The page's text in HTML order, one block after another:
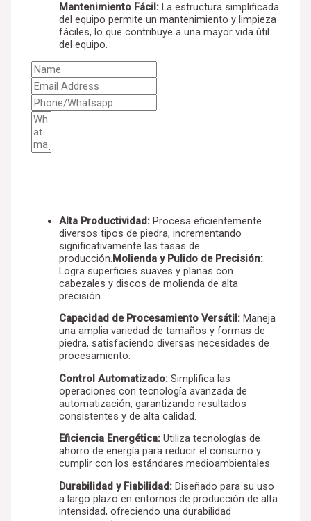
Mantenimiento Fácil: La estructura simplificada
del equipo permite un mantenimiento y limpieza
fáciles, lo que contribuye a una mayor vida útil
del equipo.
Alta Productividad: Procesa eficientemente
diversos tipos de piedra, incrementando
significativamente las tasas de
producción.Molienda y Pulido de Precisión:
Logra superficies suaves y planas con
cabezales y discos de molienda de alta
precisión.
Capacidad de Procesamiento Versátil: Maneja
una amplia variedad de tamaños y formas de
piedra, satisfaciendo diversas necesidades de
procesamiento.
Control Automatizado: Simplifica las
operaciones con tecnología avanzada de
automatización, garantizando resultados
consistentes y de alta calidad.
Eficiencia Energética: Utiliza tecnologías de
ahorro de energía para reducir el consumo y
cumplir con los estándares medioambientales.
Durabilidad y Fiabilidad: Diseñado para su uso
a largo plazo en entornos de producción de alta
intensidad, ofreciendo una durabilidad